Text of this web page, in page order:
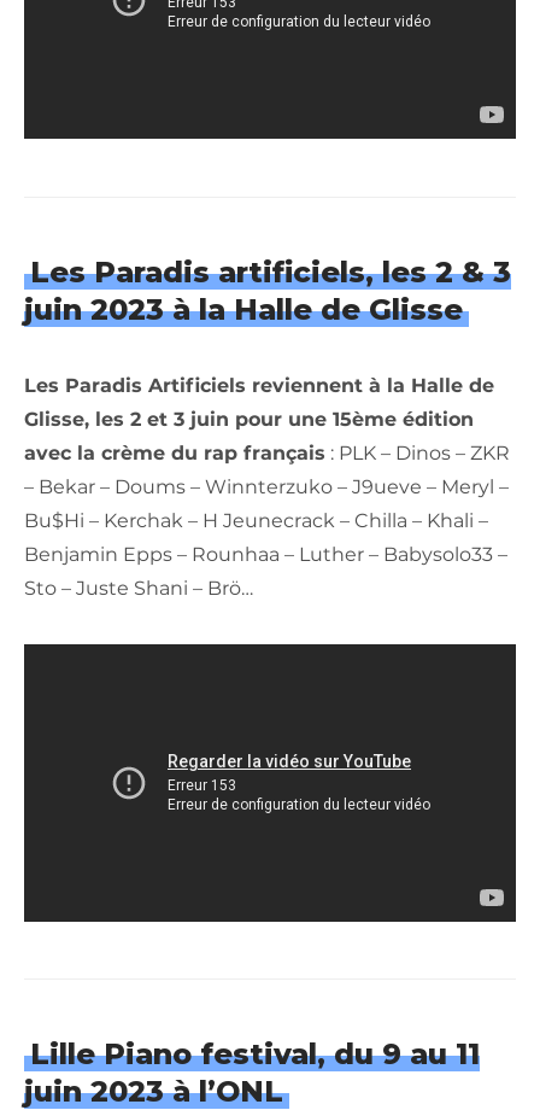
Les Paradis artificiels, les 2 & 3
juin 2023 à la Halle de Glisse
Les Paradis Artificiels reviennent à la Halle de
Glisse, les 2 et 3 juin pour une 15ème édition
avec la crème du rap français : PLK – Dinos – ZKR
– Bekar – Doums – Winnterzuko – J9ueve – Meryl –
Bu$Hi – Kerchak – H Jeunecrack – Chilla – Khali –
Benjamin Epps – Rounhaa – Luther – Babysolo33 –
Sto – Juste Shani – Brö…
Lille Piano festival, du 9 au 11
juin 2023 à l’ONL